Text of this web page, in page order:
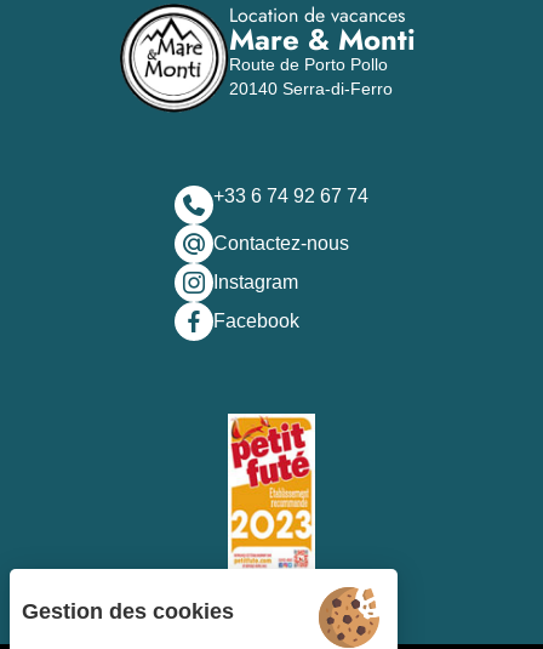
Location de vacances
Mare & Monti
Route de Porto Pollo
20140 Serra-di-Ferro
+33 6 74 92 67 74
Contactez-nous
Instagram
Facebook
Gestion des cookies